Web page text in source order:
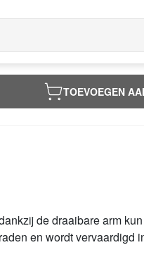
TOEVOEGEN
de draaibare arm
en wordt